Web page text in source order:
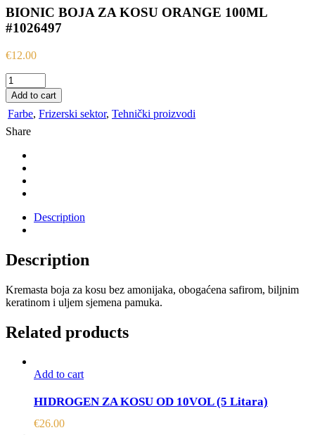
BIONIC BOJA ZA KOSU ORANGE 100ML
#1026497
€12.00
BIONIC
BOJA
ZA
KOSU
ORANGE
#1026497
quantity
Add to cart
Farbe, Frizerski sektor, Tehnički proizvodi
Share
Description
Description
Kremasta boja za kosu bez amonijaka, obogaćena safirom, biljnim
keratinom i uljem sjemena pamuka.
Related products
Add to cart
HIDROGEN ZA KOSU OD 10VOL (5 Litara)
€26.00